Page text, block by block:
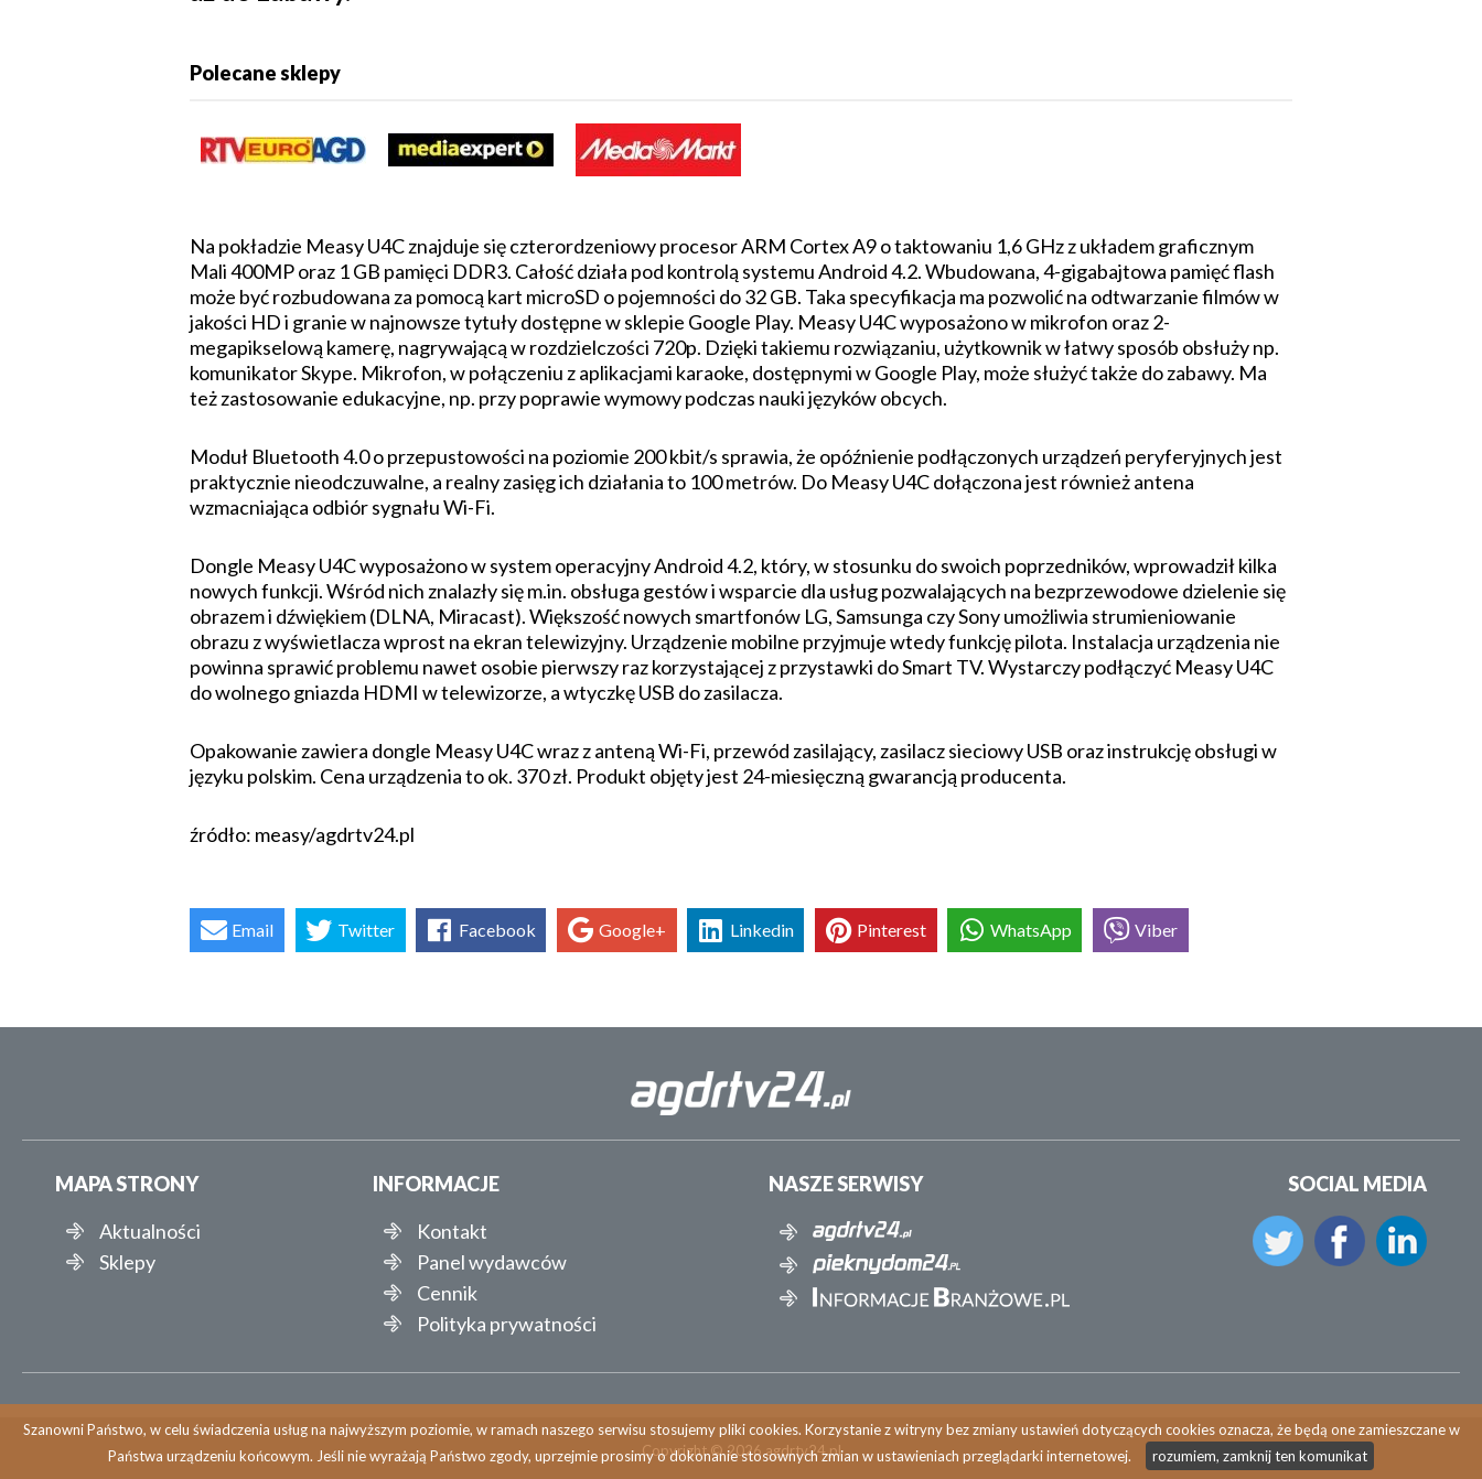
Polecane sklepy
Na pokładzie Measy U4C znajduje się czterordzeniowy procesor ARM Cortex A9 o taktowaniu 1,6 GHz z układem graficznym
Mali 400MP oraz 1 GB pamięci DDR3. Całość działa pod kontrolą systemu Android 4.2. Wbudowana, 4-gigabajtowa pamięć flash
może być rozbudowana za pomocą kart microSD o pojemności do 32 GB. Taka specyfikacja ma pozwolić na odtwarzanie filmów w
jakości HD i granie w najnowsze tytuły dostępne w sklepie Google Play. Measy U4C wyposażono w mikrofon oraz 2-
megapikselową kamerę, nagrywającą w rozdzielczości 720p. Dzięki takiemu rozwiązaniu, użytkownik w łatwy sposób obsłuży np.
komunikator Skype. Mikrofon, w połączeniu z aplikacjami karaoke, dostępnymi w Google Play, może służyć także do zabawy. Ma
też zastosowanie edukacyjne, np. przy poprawie wymowy podczas nauki języków obcych.
Moduł Bluetooth 4.0 o przepustowości na poziomie 200 kbit/s sprawia, że opóźnienie podłączonych urządzeń peryferyjnych jest
praktycznie nieodczuwalne, a realny zasięg ich działania to 100 metrów. Do Measy U4C dołączona jest również antena
wzmacniająca odbiór sygnału Wi-Fi.
Dongle Measy U4C wyposażono w system operacyjny Android 4.2, który, w stosunku do swoich poprzedników, wprowadził kilka
nowych funkcji. Wśród nich znalazły się m.in. obsługa gestów i wsparcie dla usług pozwalających na bezprzewodowe dzielenie się
obrazem i dźwiękiem (DLNA, Miracast). Większość nowych smartfonów LG, Samsunga czy Sony umożliwia strumieniowanie
obrazu z wyświetlacza wprost na ekran telewizyjny. Urządzenie mobilne przyjmuje wtedy funkcję pilota. Instalacja urządzenia nie
powinna sprawić problemu nawet osobie pierwszy raz korzystającej z przystawki do Smart TV. Wystarczy podłączyć Measy U4C
do wolnego gniazda HDMI w telewizorze, a wtyczkę USB do zasilacza.
Opakowanie zawiera dongle Measy U4C wraz z anteną Wi-Fi, przewód zasilający, zasilacz sieciowy USB oraz instrukcję obsługi w
języku polskim. Cena urządzenia to ok. 370 zł. Produkt objęty jest 24-miesięczną gwarancją producenta.
źródło: measy/agdrtv24.pl
Email Twitter Facebook Google+ Linkedin Pinterest WhatsApp Viber
MAPA STRONY
Aktualności
Sklepy
INFORMACJE
Kontakt
Panel wydawców
Cennik
Polityka prywatności
NASZE SERWISY SOCIAL MEDIA
Copyright © 2026 agdrtv24.pl
Szanowni Państwo, w celu świadczenia usług na najwyższym poziomie, w ramach naszego serwisu stosujemy pliki cookies. Korzystanie z witryny bez zmiany ustawień dotyczących cookies oznacza, że będą one zamieszczane w
Państwa urządzeniu końcowym. Jeśli nie wyrażają Państwo zgody, uprzejmie prosimy o dokonanie stosownych zmian w ustawieniach przeglądarki internetowej.
rozumiem, zamknij ten komunikat